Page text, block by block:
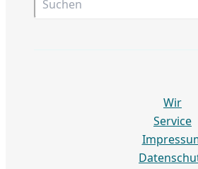
Wir
Service